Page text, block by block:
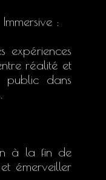
:
expériences
réalité et
public dans
à la fin de
émerveiller